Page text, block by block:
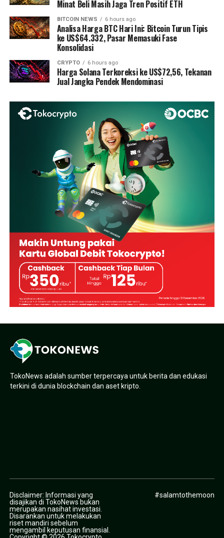
Minat Beli Masih Jaga Tren Positif ETH
BITCOIN NEWS 6 hours ago
Analisa Harga BTC Hari Ini: Bitcoin Turun Tipis
ke US$64.332, Pasar Memasuki Fase
Konsolidasi
CRYPTO 6 hours ago
Harga Solana Terkoreksi ke US$72,56, Tekanan
Jual Jangka Pendek Mendominasi
TokoNews adalah sumber terpercaya untuk berita dan edukasi
terkini di dunia blockchain dan aset kripto.
Disclaimer: Informasi yang
disajikan di TokoNews bukan
merupakan nasihat investasi.
Disarankan untuk melakukan
riset mandiri sebelum
mengambil keputusan finansial.
#salamtothemoon